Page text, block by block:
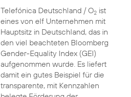
Telefónica Deutschland / O2ist
eines von elf Unternehmen mit
Hauptsitz in Deutschland, das in
den viel beachteten Bloomberg
Gender-Equality Index (GEI)
aufgenommen wurde. Es liefert
damit ein gutes Beispiel für die
transparente, mit Kennzahlen